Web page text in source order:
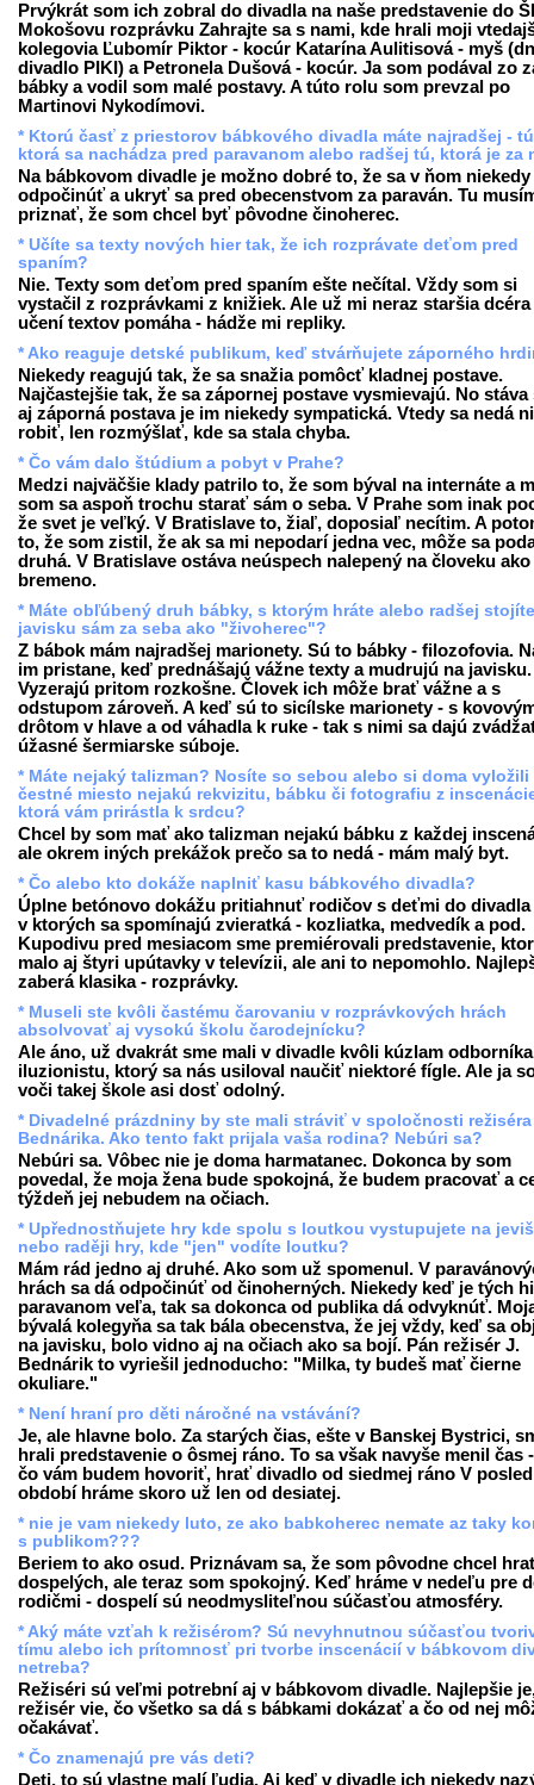
Prvýkrát som ich zobral do divadla na naše predstavenie do
Mokošovu rozprávku Zahrajte sa s nami, kde hrali moji
kolegovia Ľubomír Piktor - kocúr Katarína Aulitisová - myš
divadlo PIKI) a Petronela Dušová - kocúr. Ja som podával zo
bábky a vodil som malé postavy. A túto rolu som prevzal po
Martinovi Nykodímovi.
* Ktorú časť z priestorov bábkového divadla máte najradšej -
ktorá sa nachádza pred paravanom alebo radšej tú, ktorá je za
Na bábkovom divadle je možno dobré to, že sa v ňom niekedy
odpočinúť a ukryť sa pred obecenstvom za paraván. Tu
priznať, že som chcel byť pôvodne činoherec.
* Učíte sa texty nových hier tak, že ich rozprávate deťom pred
spaním?
Nie. Texty som deťom pred spaním ešte nečítal. Vždy som si
vystačil z rozprávkami z knižiek. Ale už mi neraz staršia
učení textov pomáha - hádže mi repliky.
* Ako reaguje detské publikum, keď stvárňujete záporného
Niekedy reagujú tak, že sa snažia pomôcť kladnej postave.
Najčastejšie tak, že sa zápornej postave vysmievajú. No stáva
aj záporná postava je im niekedy sympatická. Vtedy sa nedá
robiť, len rozmýšlať, kde sa stala chyba.
* Čo vám dalo štúdium a pobyt v Prahe?
Medzi najväčšie klady patrilo to, že som býval na internáte a
som sa aspoň trochu starať sám o seba. V Prahe som inak
že svet je veľký. V Bratislave to, žiaľ, doposiaľ necítim. A
to, že som zistil, že ak sa mi nepodarí jedna vec, môže sa
druhá. V Bratislave ostáva neúspech nalepený na človeku ako
bremeno.
* Máte obľúbený druh bábky, s ktorým hráte alebo radšej
javisku sám za seba ako "živoherec"?
Z bábok mám najradšej marionety. Sú to bábky - filozofovia.
im pristane, keď prednášajú vážne texty a mudrujú na javisku.
Vyzerajú pritom rozkošne. Človek ich môže brať vážne a s
odstupom zároveň. A keď sú to sicílske marionety - s
drôtom v hlave a od váhadla k ruke - tak s nimi sa dajú
úžasné šermiarske súboje.
* Máte nejaký talizman? Nosíte so sebou alebo si doma vyložili
čestné miesto nejakú rekvizitu, bábku či fotografiu z
ktorá vám prirástla k srdcu?
Chcel by som mať ako talizman nejakú bábku z každej
ale okrem iných prekážok prečo sa to nedá - mám malý byt.
* Čo alebo kto dokáže naplniť kasu bábkového divadla?
Úplne betónovo dokážu pritiahnuť rodičov s deťmi do
v ktorých sa spomínajú zvieratká - kozliatka, medvedík a pod.
Kupodivu pred mesiacom sme premiérovali predstavenie,
malo aj štyri upútavky v televízii, ale ani to nepomohlo.
zaberá klasika - rozprávky.
* Museli ste kvôli častému čarovaniu v rozprávkových hrách
absolvovať aj vysokú školu čarodejnícku?
Ale áno, už dvakrát sme mali v divadle kvôli kúzlam odborníka
iluzionistu, ktorý sa nás usiloval naučiť niektoré fígle. Ale ja
voči takej škole asi dosť odolný.
* Divadelné prázdniny by ste mali stráviť v spoločnosti režiséra
Bednárika. Ako tento fakt prijala vaša rodina? Nebúri sa?
Nebúri sa. Vôbec nie je doma harmatanec. Dokonca by som
povedal, že moja žena bude spokojná, že budem pracovať a
týždeň jej nebudem na očiach.
* Upřednostňujete hry kde spolu s loutkou vystupujete na
nebo raději hry, kde "jen" vodíte loutku?
Mám rád jedno aj druhé. Ako som už spomenul. V
hrách sa dá odpočinúť od činoherných. Niekedy keď je tých
paravanom veľa, tak sa dokonca od publika dá odvyknúť.
bývalá kolegyňa sa tak bála obecenstva, že jej vždy, keď sa
na javisku, bolo vidno aj na očiach ako sa bojí. Pán režisér J.
Bednárik to vyriešil jednoducho: "Milka, ty budeš mať čierne
okuliare."
* Není hraní pro děti náročné na vstávání?
Je, ale hlavne bolo. Za starých čias, ešte v Banskej Bystrici,
hrali predstavenie o ôsmej ráno. To sa však navyše menil čas
čo vám budem hovoriť, hrať divadlo od siedmej ráno V
období hráme skoro už len od desiatej.
* nie je vam niekedy luto, ze ako babkoherec nemate az taky
s publikom???
Beriem to ako osud. Priznávam sa, že som pôvodne chcel
dospelých, ale teraz som spokojný. Keď hráme v nedeľu pre
rodičmi - dospelí sú neodmysliteľnou súčasťou atmosféry.
* Aký máte vzťah k režisérom? Sú nevyhnutnou súčasťou
tímu alebo ich prítomnosť pri tvorbe inscenácií v bábkovom
netreba?
Režiséri sú veľmi potrební aj v bábkovom divadle. Najlepšie
režisér vie, čo všetko sa dá s bábkami dokázať a čo od nej
očakávať.
* Čo znamenajú pre vás deti?
Deti, to sú vlastne malí ľudia. Aj keď v divadle ich niekedy